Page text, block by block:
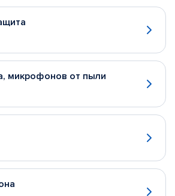
микрофонов от пыли